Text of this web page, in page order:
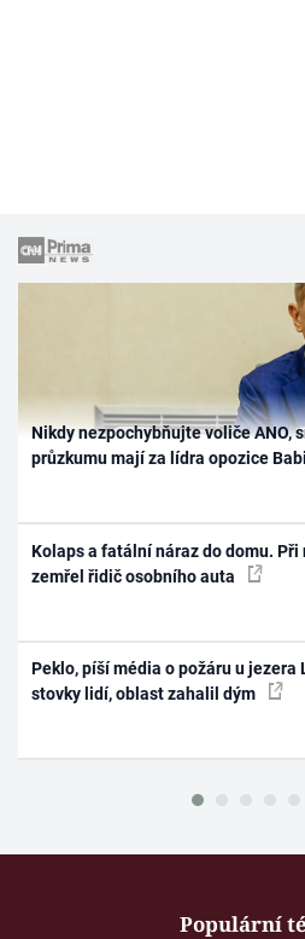
Nikdy nezpochybňujte voliče ANO,
průzkumu mají za lídra opozice
Kolaps a fatální náraz do domu. Při
zemřel řidič osobního auta
Peklo, píší média o požáru u jezera
stovky lidí, oblast zahalil dým
Populární